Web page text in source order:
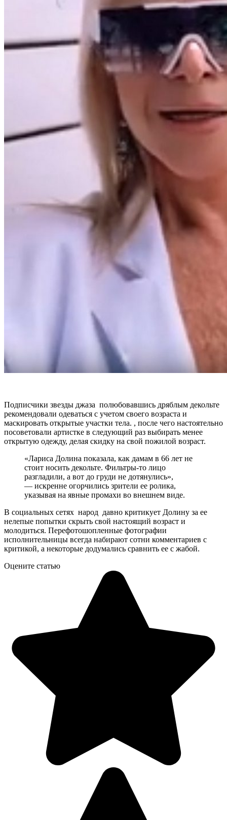
Подписчики звезды джаза полюбовавшись дряблым декольте
рекомендовали одеваться с учетом своего возраста и
маскировать открытые участки тела. , после чего настоятельно
посоветовали артистке в следующий раз выбирать менее
открытую одежду, делая скидку на свой пожилой возраст.
«Лариса Долина показала, как дамам в 66 лет не
стоит носить декольте. Фильтры-то лицо
разгладили, а вот до груди не дотянулись»,
— искренне огорчились зрители ее ролика,
указывая на явные промахи во внешнем виде.
В социальных сетях народ давно критикует Долину за ее
нелепые попытки скрыть свой настоящий возраст и
молодиться. Перефотошопленные фотографии
исполнительницы всегда набирают сотни комментариев с
критикой, а некоторые додумались сравнить ее с жабой.
Оцените статью